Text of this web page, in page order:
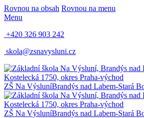
Rovnou na obsah Rovnou na menu
Menu
+420 326 903 242
skola@zsnavysluni.cz
ZŠ Na VýsluníBrandýs nad Labem-Stará
ZŠ Na VýsluníBrandýs nad Labem-Stará